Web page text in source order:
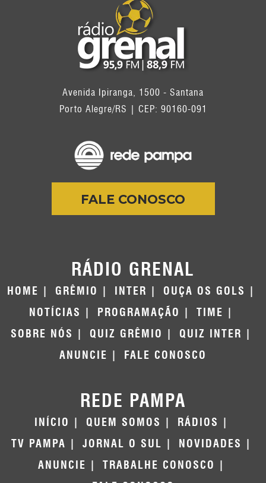
Avenida Ipiranga, 1500 - Santana
Porto Alegre/RS | CEP: 90160-091
FALE CONOSCO
RÁDIO GRENAL
HOME GRÊMIO INTER
OUÇA OS GOLS
NOTÍCIAS
PROGRAMAÇÃO
TIME
SOBRE NÓS
QUIZ GRÊMIO
QUIZ INTER
ANUNCIE
FALE CONOSCO
REDE PAMPA
INÍCIO QUEM SOMOS
RÁDIOS
TV PAMPA
JORNAL O SUL
NOVIDADES
ANUNCIE
TRABALHE CONOSCO